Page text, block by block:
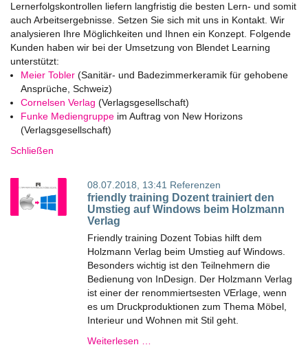
Lernerfolgskontrollen liefern langfristig die besten Lern- und somit
auch Arbeitsergebnisse. Setzen Sie sich mit uns in Kontakt. Wir
analysieren Ihre Möglichkeiten und Ihnen ein Konzept. Folgende
Kunden haben wir bei der Umsetzung von Blendet Learning
unterstützt:
Meier Tobler (Sanitär- und Badezimmerkeramik für gehobene
Ansprüche, Schweiz)
Cornelsen Verlag (Verlagsgesellschaft)
Funke Mediengruppe im Auftrag von New Horizons
(Verlagsgesellschaft)
Schließen
08.07.2018, 13:41 Referenzen
friendly training Dozent trainiert den
Umstieg auf Windows beim Holzmann
Verlag
Friendly training Dozent Tobias hilft dem
Holzmann Verlag beim Umstieg auf Windows.
Besonders wichtig ist den Teilnehmern die
Bedienung von InDesign. Der Holzmann Verlag
ist einer der renommiertsesten VErlage, wenn
es um Druckproduktionen zum Thema Möbel,
Interieur und Wohnen mit Stil geht.
Weiterlesen …